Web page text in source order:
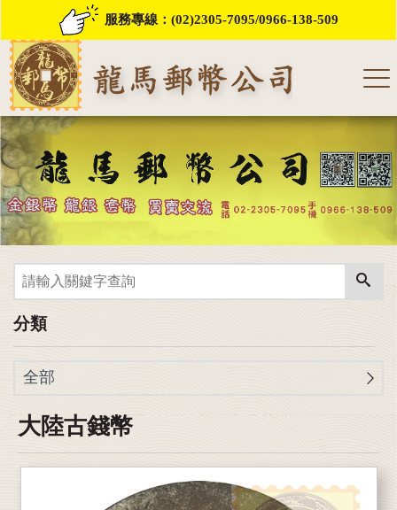
服務專線：(02)2305-7095/0966-138-509
分類
全部
大陸古錢幣